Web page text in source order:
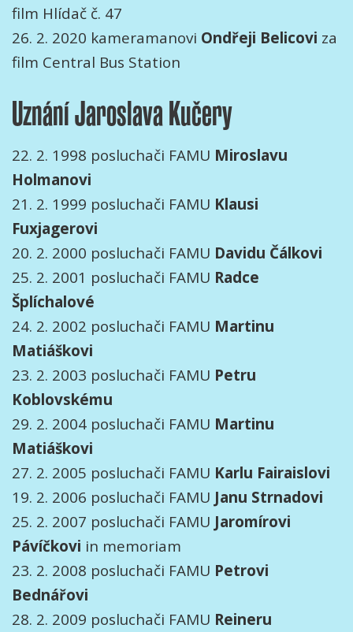
film Hlídač č. 47
26. 2. 2020 kameramanovi Ondřeji Belicovi za
film Central Bus Station
Uznání Jaroslava Kučery
22. 2. 1998 posluchači FAMU Miroslavu
Holmanovi
21. 2. 1999 posluchači FAMU Klausi
Fuxjagerovi
20. 2. 2000 posluchači FAMU Davidu Čálkovi
25. 2. 2001 posluchači FAMU Radce
Šplíchalové
24. 2. 2002 posluchači FAMU Martinu
Matiáškovi
23. 2. 2003 posluchači FAMU Petru
Koblovskému
29. 2. 2004 posluchači FAMU Martinu
Matiáškovi
27. 2. 2005 posluchači FAMU Karlu Fairaislovi
19. 2. 2006 posluchači FAMU Janu Strnadovi
25. 2. 2007 posluchači FAMU Jaromírovi
Pávíčkovi in memoriam
23. 2. 2008 posluchači FAMU Petrovi
Bednářovi
28. 2. 2009 posluchači FAMU Reineru